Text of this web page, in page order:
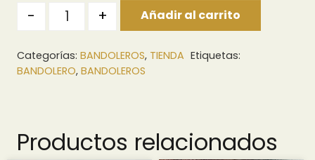
Cantidad
- + Añadir al carrito
Categorías: BANDOLEROS, TIENDA Etiquetas:
BANDOLERO, BANDOLEROS
Productos relacionados